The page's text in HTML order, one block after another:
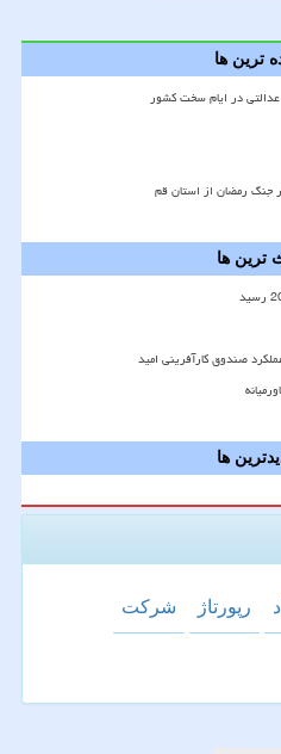
ترین ها
عدالتی در ایام سخت کشور
جنگ رمضان از استان قم
ترین ها
صندوق کارآفرینی امید
ها
رپورتاژ شركت